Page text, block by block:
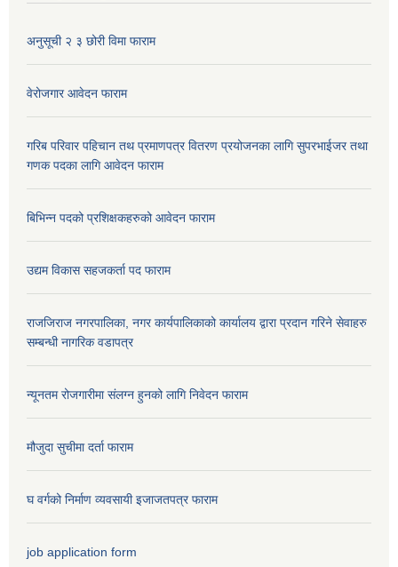
अनुसूची २ ३ छोरी विमा फाराम
वेरोजगार आवेदन फाराम
गरिब परिवार पहिचान तथ प्रमाणपत्र वितरण प्रयोजनका लागि सुपरभाईजर तथा
गणक पदका लागि आवेदन फाराम
बिभिन्न पदको प्रशिक्षकहरुको आवेदन फाराम
उद्यम विकास सहजकर्ता पद फाराम
राजजिराज नगरपालिका, नगर कार्यपालिकाको कार्यालय द्वारा प्रदान गरिने सेवाहरु
सम्बन्धी नागरिक वडापत्र
न्यूनतम रोजगारीमा संलग्न हुनको लागि निवेदन फाराम
मौजुदा सुचीमा दर्ता फाराम
घ वर्गको निर्माण व्यवसायी इजाजतपत्र फाराम
job application form